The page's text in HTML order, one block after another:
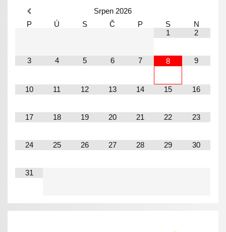
Srpen 2026
P
Ú S Č P S
N
1
2
3 4 5 6 7 8 9
10 11 12 13 14 15 16
17 18 19 20 21 22 23
24 25 26 27 28 29 30
31